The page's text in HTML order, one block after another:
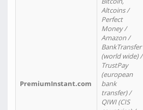
PremiumInstant.com
Altcoins /
Perfect
Money /
Amazon /
BankTransfer
(world wide) /
TrustPay
(european
bank
transfer) /
QIWI (CIS